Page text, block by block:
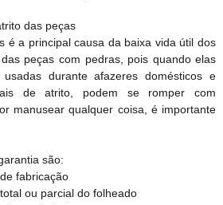
das peças
é a principal causa da baixa vida útil dos
peças com pedras, pois quando elas
durante afazeres domésticos e
de atrito, podem se romper com
manusear qualquer coisa, é importante
são:
fabricação
ou parcial do folheado